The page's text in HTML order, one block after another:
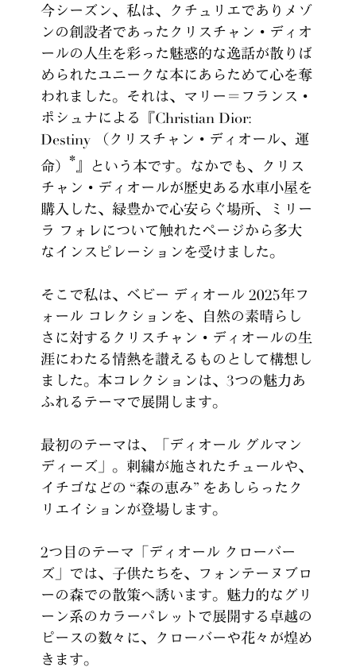
今シーズン、私は、クチュリエでありメゾ
ンの創設者であったクリスチャン・ディオ
ールの人生を彩った魅惑的な逸話が散りば
められたユニークな本にあらためて心を奪
われました。それは、マリー＝フランス・
ポシュナによる『Christian Dior:
Destiny （クリスチャン・ディオール、運
命） *』という本です。なかでも、クリス
チャン・ディオールが歴史ある水車小屋を
購入した、緑豊かで心安らぐ場所、ミリー
ラ フォレについて触れたページから多大
なインスピレーションを受けました。
そこで私は、ベビー ディオール 2025年フ
ォール コレクションを、自然の素晴らし
さに対するクリスチャン・ディオールの生
涯にわたる情熱を讃えるものとして構想し
ました。本コレクションは、3つの魅力あ
ふれるテーマで展開します。
最初のテーマは、「ディオール グルマン
ディーズ」。刺繍が施されたチュールや、
イチゴなどの “森の恵み” をあしらったク
リエイションが登場します。
2つ目のテーマ「ディオール クローバー
ズ」では、子供たちを、フォンテーヌブロ
ーの森での散策へ誘います。魅力的なグリ
ーン系のカラーパレットで展開する卓越の
ピースの数々に、クローバーや花々が煌め
きます。